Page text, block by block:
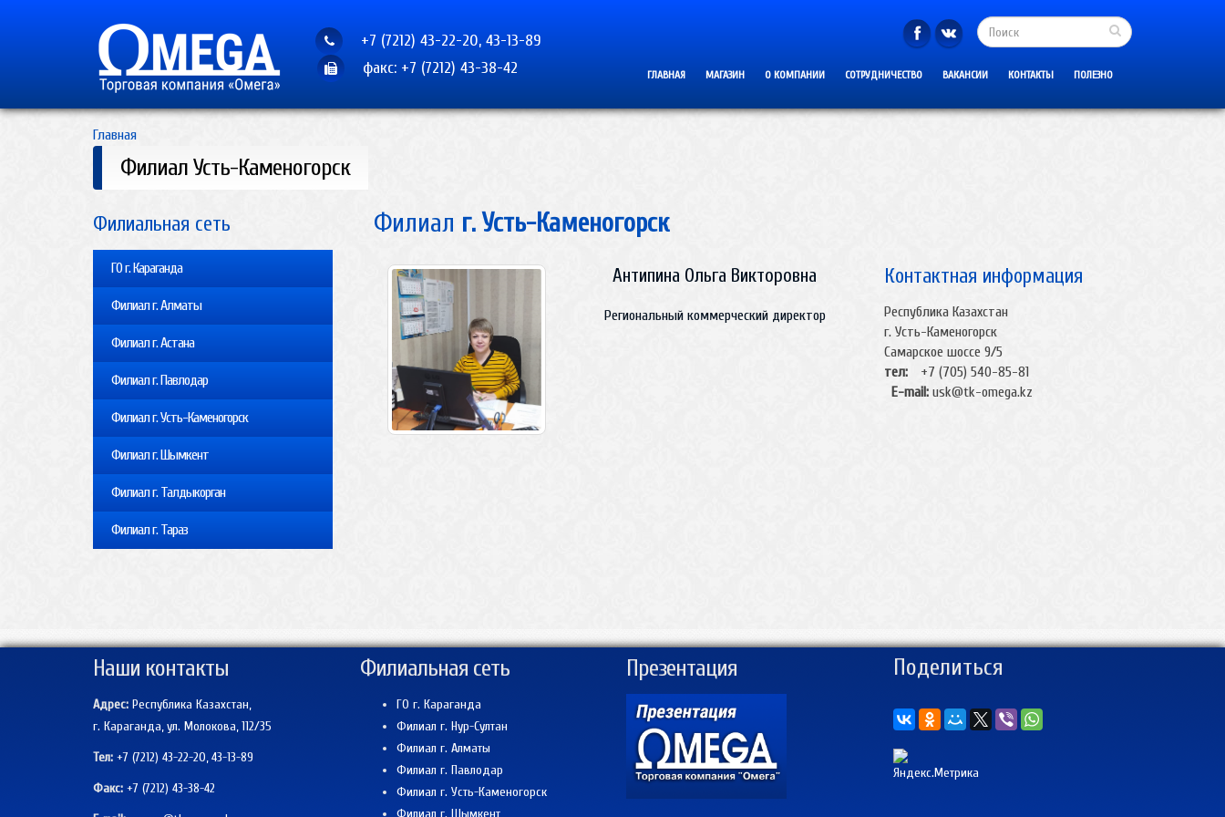
+7 (7212) 43-22-20, 43-13-89
факс: +7 (7212) 43-38-42
ГЛАВНАЯ МАГАЗИН О КОМПАНИИ СОТРУДНИЧЕСТВО ВАКАНСИИ КОНТАКТЫ ПОЛЕЗНО
Главная
Филиал Усть-Каменогорск
Филиальная сеть
ГО г. Караганда
Филиал г. Алматы
Филиал г. Астана
Филиал г. Павлодар
Филиал г. Усть-Каменогорск
Филиал г. Шымкент
Филиал г. Талдыкорган
Филиал г. Тараз
Филиал г. Усть-Каменогорск
Антипина Ольга Викторовна
Региональный коммерческий директор
Контактная информация
Республика Казахстан
г. Усть-Каменогорск
Самарское шоссе 9/5
тел:
+7 (705) 540-85-81
E-mail:usk@tk-omega.kz
Наши контакты
Адрес: Республика Казахстан,
г. Караганда, ул. Молокова, 112/35
Тел: +7 (7212) 43-22-20, 43-13-89
Факс: +7 (7212) 43-38-42
Филиальная сеть
ГО г. Караганда
Филиал г. Нур-Султан
Филиал г. Алматы
Филиал г. Павлодар
Филиал г. Усть-Каменогорск
Филиал г. Шымкент
Презентация Поделиться